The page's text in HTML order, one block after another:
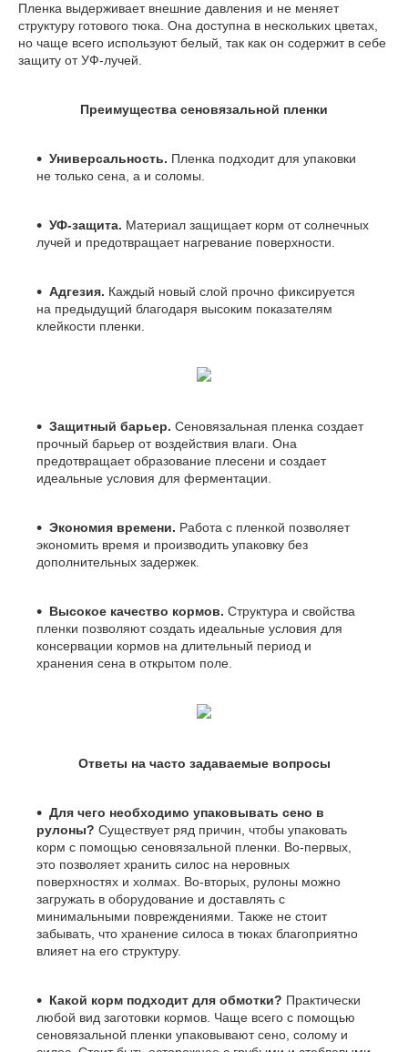
Пленка выдерживает внешние давления и не меняет
структуру готового тюка. Она доступна в нескольких цветах,
но чаще всего используют белый, так как он содержит в себе
защиту от УФ-лучей.
Преимущества сеновязальной пленки
Универсальность. Пленка подходит для упаковки
не только сена, а и соломы.
УФ-защита. Материал защищает корм от солнечных
лучей и предотвращает нагревание поверхности.
Адгезия. Каждый новый слой прочно фиксируется
на предыдущий благодаря высоким показателям
клейкости пленки.
Защитный барьер. Сеновязальная пленка создает
прочный барьер от воздействия влаги. Она
предотвращает образование плесени и создает
идеальные условия для ферментации.
Экономия времени. Работа с пленкой позволяет
экономить время и производить упаковку без
дополнительных задержек.
Высокое качество кормов. Структура и свойства
пленки позволяют создать идеальные условия для
консервации кормов на длительный период и
хранения сена в открытом поле.
Ответы на часто задаваемые вопросы
Для чего необходимо упаковывать сено в
рулоны? Существует ряд причин, чтобы упаковать
корм с помощью сеновязальной пленки. Во-первых,
это позволяет хранить силос на неровных
поверхностях и холмах. Во-вторых, рулоны можно
загружать в оборудование и доставлять с
минимальными повреждениями. Также не стоит
забывать, что хранение силоса в тюках благоприятно
влияет на его структуру.
Какой корм подходит для обмотки? Практически
любой вид заготовки кормов. Чаще всего с помощью
сеновязальной пленки упаковывают сено, солому и